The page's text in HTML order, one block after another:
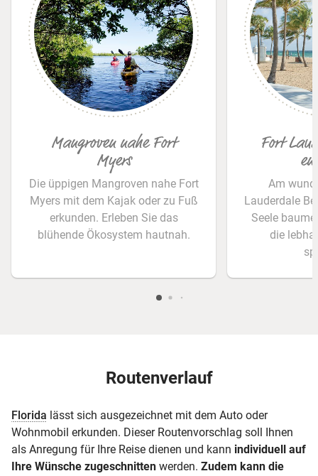
© Fort Myers – Islands, Beaches and Neighborhoods
Mangroven nahe Fort
Myers
Die üppigen Mangroven nahe Fort
Myers mit dem Kajak oder zu Fuß
erkunden. Erleben Sie das
blühende Ökosystem hautnah.
Fort
Am
Lauderdale
Seele
die
Routenverlauf
Florida lässt sich ausgezeichnet mit dem Auto oder
Wohnmobil erkunden. Dieser Routenvorschlag soll Ihnen
als Anregung für Ihre Reise dienen und kann individuell auf
Ihre Wünsche zugeschnitten werden. Zudem kann die